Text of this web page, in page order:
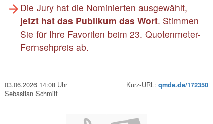
Die Jury hat die Nominierten ausgewählt,
jetzt hat das Publikum das Wort. Stimmen
Sie für Ihre Favoriten beim 23. Quotenmeter-
Fernsehpreis ab.
03.06.2026 14:08 Uhr Kurz-URL: qmde.de/172350
Sebastian Schmitt